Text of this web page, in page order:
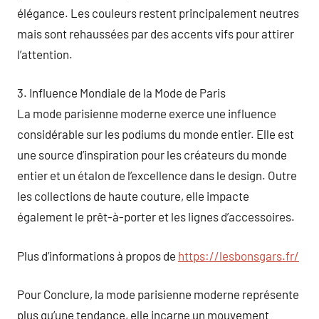
élégance. Les couleurs restent principalement neutres
mais sont rehaussées par des accents vifs pour attirer
l’attention.
3. Influence Mondiale de la Mode de Paris
La mode parisienne moderne exerce une influence
considérable sur les podiums du monde entier. Elle est
une source d’inspiration pour les créateurs du monde
entier et un étalon de l’excellence dans le design. Outre
les collections de haute couture, elle impacte
également le prêt-à-porter et les lignes d’accessoires.
Plus d’informations à propos de https://lesbonsgars.fr/
Pour Conclure, la mode parisienne moderne représente
plus qu’une tendance, elle incarne un mouvement